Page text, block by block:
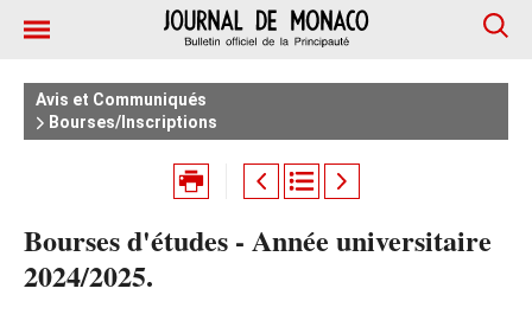
Avis et Communiqués
Bourses/Inscriptions
Bourses d'études - Année universitaire
2024/2025.